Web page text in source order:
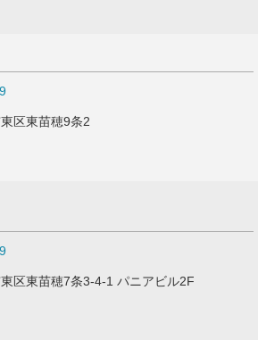
区東苗穂9条2
区東苗穂7条3-4-1 パニアビル2F